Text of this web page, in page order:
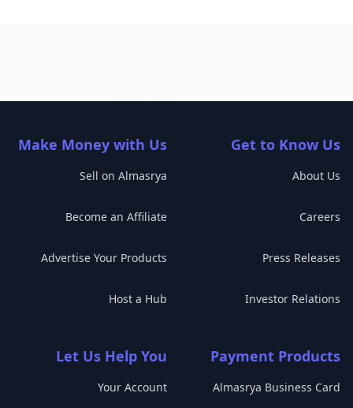
Get to Know Us
About Us
Careers
Press Releases
Investor Relations
Make Money with Us
Sell on Almasrya
Become an Affiliate
Advertise Your Products
Host a Hub
Payment Products
Almasrya Business Card
Let Us Help You
Your Account